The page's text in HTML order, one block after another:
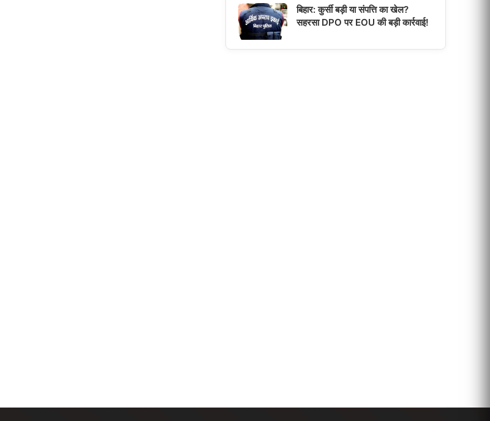
बिहार: कुर्सी बड़ी या संपत्ति का खेल?
सहरसा DPO पर EOU की बड़ी कार्रवाई!